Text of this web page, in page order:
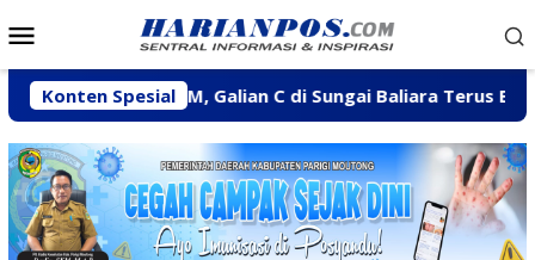
ke
Mobile
Konten Spesial
Sanksi ESDM, Galian C di Sungai Baliara Terus